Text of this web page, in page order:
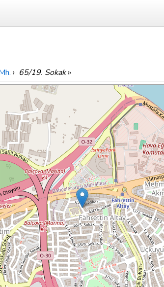
› 65/19. Sokak»